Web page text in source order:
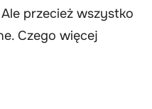
przecież wszystko
Czego więcej